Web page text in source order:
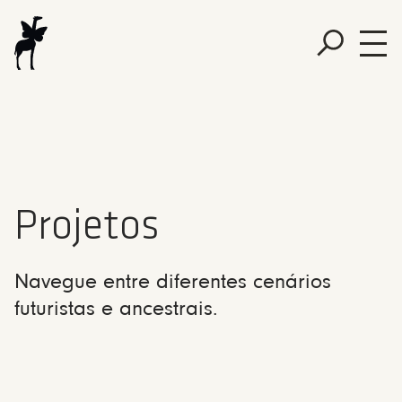
Projetos
Navegue entre diferentes cenários
futuristas e ancestrais.